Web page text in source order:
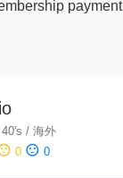
payment
40's / 海外
0 sentiment_dissatisfied 0